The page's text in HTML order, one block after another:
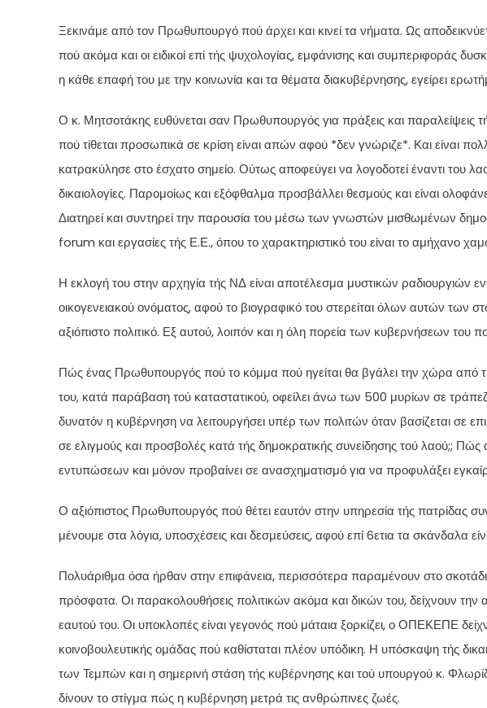
Ξεκινάμε από τον Πρωθυπουργό πού άρχει και κινεί τα νήματα. Ως
πού ακόμα και οι ειδικοί επί τής ψυχολογίας, εμφάνισης και συμπεριφοράς
η κάθε επαφή του με την κοινωνία και τα θέματα διακυβέρνησης, εγείρει
Ο κ. Μητσοτάκης ευθύνεται σαν Πρωθυπουργός για πράξεις και παραλείψεις
πού τίθεται προσωπικά σε κρίση είναι απών αφού *δεν γνώριζε*. Και είναι
κατρακύλησε στο έσχατο σημείο. Ούτως αποφεύγει να λογοδοτεί έναντι του
δικαιολογίες. Παρομοίως και εξόφθαλμα προσβάλλει θεσμούς και είναι
Διατηρεί και συντηρεί την παρουσία του μέσω των γνωστών μισθωμένων
forum και εργασίες τής Ε.Ε., όπου το χαρακτηριστικό του είναι το αμήχανο
Η εκλογή του στην αρχηγία τής ΝΔ είναι αποτέλεσμα μυστικών ραδιουργιών
οικογενειακού ονόματος, αφού το βιογραφικό του στερείται όλων αυτών των
αξιόπιστο πολιτικό. Εξ αυτού, λοιπόν και η όλη πορεία των κυβερνήσεων του
Πώς ένας Πρωθυπουργός πού το κόμμα πού ηγείται θα βγάλει την χώρα από
του, κατά παράβαση τού καταστατικού, οφείλει άνω των 500 μυρίων σε
δυνατόν η κυβέρνηση να λειτουργήσει υπέρ των πολιτών όταν βασίζεται σε
σε ελιγμούς και προσβολές κατά τής δημοκρατικής συνείδησης τού λαού;; Πώς
εντυπώσεων και μόνον προβαίνει σε ανασχηματισμό για να προφυλάξει
Ο αξιόπιστος Πρωθυπουργός πού θέτει εαυτόν στην υπηρεσία τής πατρίδας
μένουμε στα λόγια, υποσχέσεις και δεσμεύσεις, αφού επί 6ετια τα σκάνδαλα
Πολυάριθμα όσα ήρθαν στην επιφάνεια, περισσότερα παραμένουν στο
πρόσφατα. Οι παρακολουθήσεις πολιτικών ακόμα και δικών του, δείχνουν
εαυτού του. Οι υποκλοπές είναι γεγονός πού μάταια ξορκίζει, ο ΟΠΕΚΕΠΕ
κοινοβουλευτικής ομάδας πού καθίσταται πλέον υπόδικη. Η υπόσκαψη τής
των Τεμπών και η σημερινή στάση τής κυβέρνησης και τού υπουργού κ.
δίνουν το στίγμα πώς η κυβέρνηση μετρά τις ανθρώπινες ζωές.